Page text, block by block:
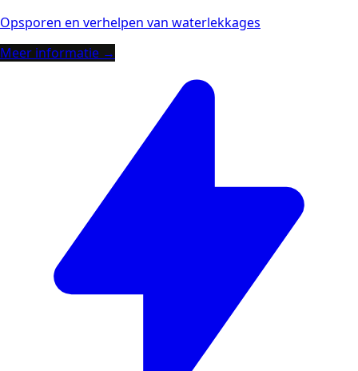
Opsporen en verhelpen van waterlekkages
Meer informatie →